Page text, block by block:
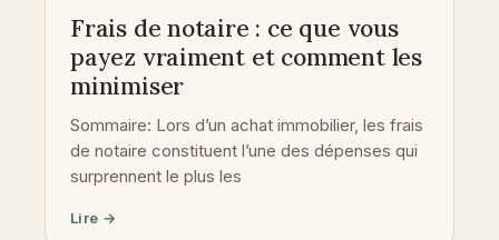
Frais de notaire : ce que vous
payez vraiment et comment les
minimiser
Sommaire: Lors d’un achat immobilier, les frais
de notaire constituent l’une des dépenses qui
surprennent le plus les
Lire →